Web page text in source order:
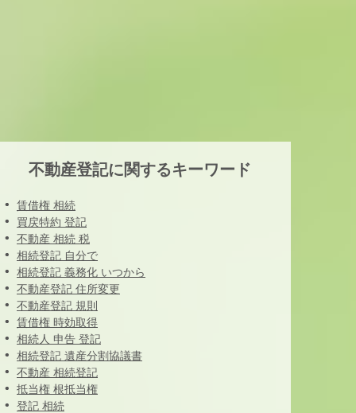
不動産登記に関するキーワード
賃借権 相続
買戻特約 登記
不動産 相続 税
相続登記 自分で
相続登記 義務化 いつから
不動産登記 住所変更
不動産登記 規則
賃借権 時効取得
相続人 申告 登記
相続登記 遺産分割協議書
不動産 相続登記
抵当権 根抵当権
登記 相続